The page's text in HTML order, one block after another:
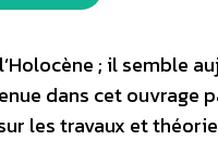
; il semble
dans cet ouvrage
les travaux et